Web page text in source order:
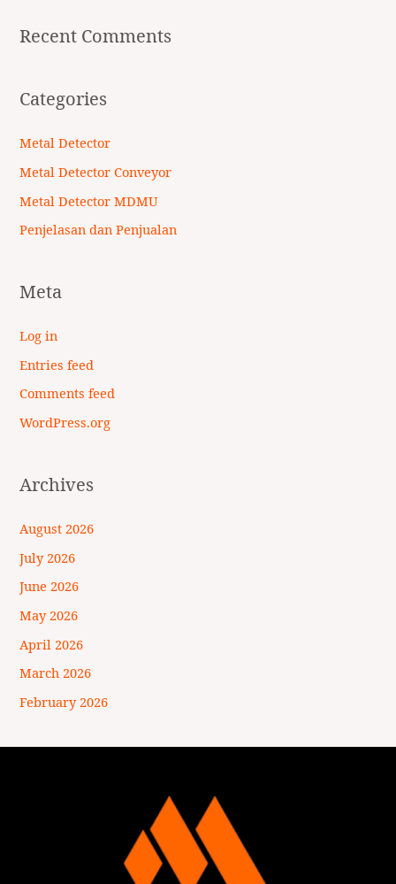
Recent Comments
Categories
Metal Detector
Metal Detector Conveyor
Metal Detector MDMU
Penjelasan dan Penjualan
Meta
Log in
Entries feed
Comments feed
WordPress.org
Archives
August 2026
July 2026
June 2026
May 2026
April 2026
March 2026
February 2026